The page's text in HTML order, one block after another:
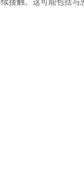
接触。这可能包括与